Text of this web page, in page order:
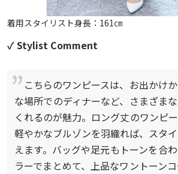
着用スタイリスト身長：161㎝
✓ Stylist Comment
こちらのワンピースは、お出かけ
な場所でのディナーなど、さまざま
くれるのが魅力。ロング丈のワンピ
軽やかなブルゾンを羽織れば、スタ
えます。バッグや足元もトーンを合
ラーでまとめて、上品なワントーン